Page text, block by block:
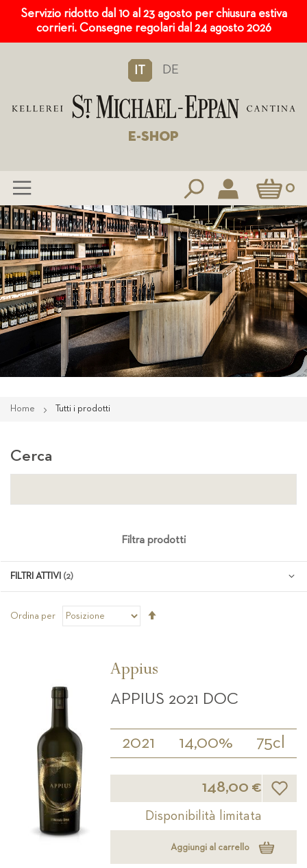
Servizio ridotto dal 10 al 23 agosto per chiusura estiva
corrieri. Consegne regolari dal 24 agosto 2026
IT DE
E-SHOP
Carrello0
Salta
al
contenuto
Home Tutti i prodotti
Ordina per
Appius
APPIUS 2021 DOC
2021 14,00% 75cl
148,00 € Lista
Disponibilità limitata
Aggiungi al carrello
Cerca
Filtra prodotti
FILTRI ATTIVI